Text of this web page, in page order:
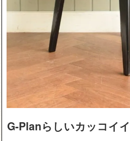
G-Planらしいカッコイ